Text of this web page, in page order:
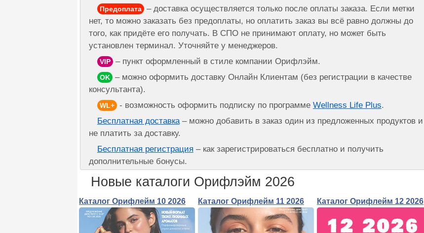
Предоплата – доставка осуществляется только после оплаты заказа. Если метки
нет, то можно заказать без предоплаты, но оплатить заказ вы всё равно должны до
того, как придёте его получать. В СПО не принимают оплату, но может быть
установлен терминал. Уточняйте у менеджеров.
VIP – пункт оформленный в стиле компании Орифлэйм.
OK – можно оформить доставку Онлайн Клиентам (без регистрации в качестве
консультанта).
WL+ - возможность оформить подписку по программе Wellness Life Plus.
Бесплатная доставка– можно добавить в заказ один из предложенных продуктов и
не платить за доставку.
Бесплатная регистрация – как зарегистрироваться бесплатно и получить
дополнительные бонусы.
Новые каталоги Орифлэйм 2026
Каталог Орифлейм 10 2026 Каталог Орифлейм 11 2026 Каталог Орифлейм 12 2026